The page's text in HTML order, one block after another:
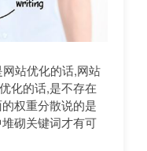
站优化的话,网站
化的话,是不存在
权重分散说的是
砌关键词才有可